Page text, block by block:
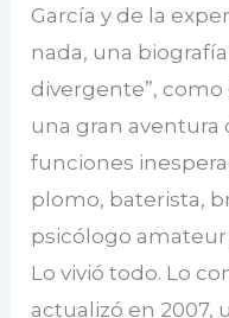
García y de la
nada, una
divergente”,
una gran
funciones
plomo, baterista,
psicólogo amateur
Lo vivió todo. Lo
actualizó en 2007,